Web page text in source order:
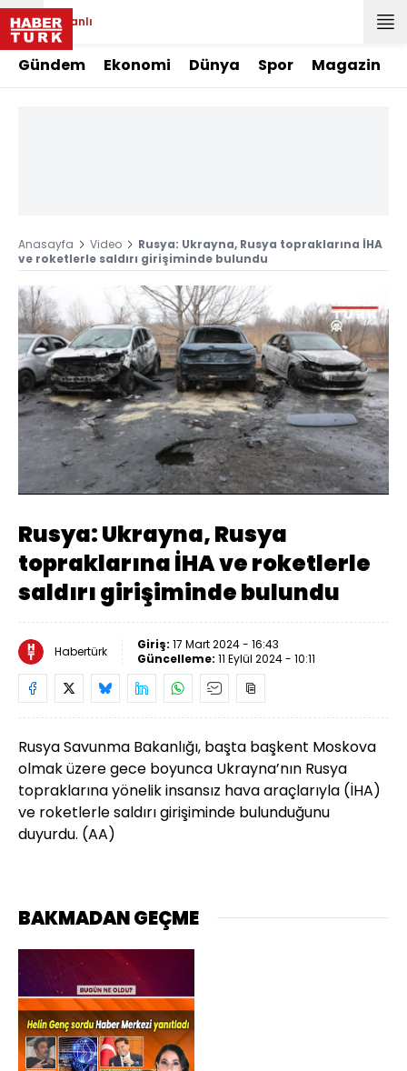
Canlı
Gündem Ekonomi Dünya Spor Magazin
Anasayfa Video
Rusya: Ukrayna, Rusya topraklarına İHA
ve roketlerle saldırı girişiminde bulundu
Sesi
Aç
Yüklendi:
49.30%
Oynatma
Hızı
Rusya: Ukrayna, Rusya
topraklarına İHA ve roketlerle
saldırı girişiminde bulundu
Habertürk Giriş: 17 Mart 2024 - 16:43
Güncelleme: 11 Eylül 2024 - 10:11
Rusya Savunma Bakanlığı, başta başkent Moskova
olmak üzere gece boyunca Ukrayna’nın Rusya
topraklarına yönelik insansız hava araçlarıyla (İHA)
ve roketlerle saldırı girişiminde bulunduğunu
duyurdu. (AA)
BAKMADAN GEÇME